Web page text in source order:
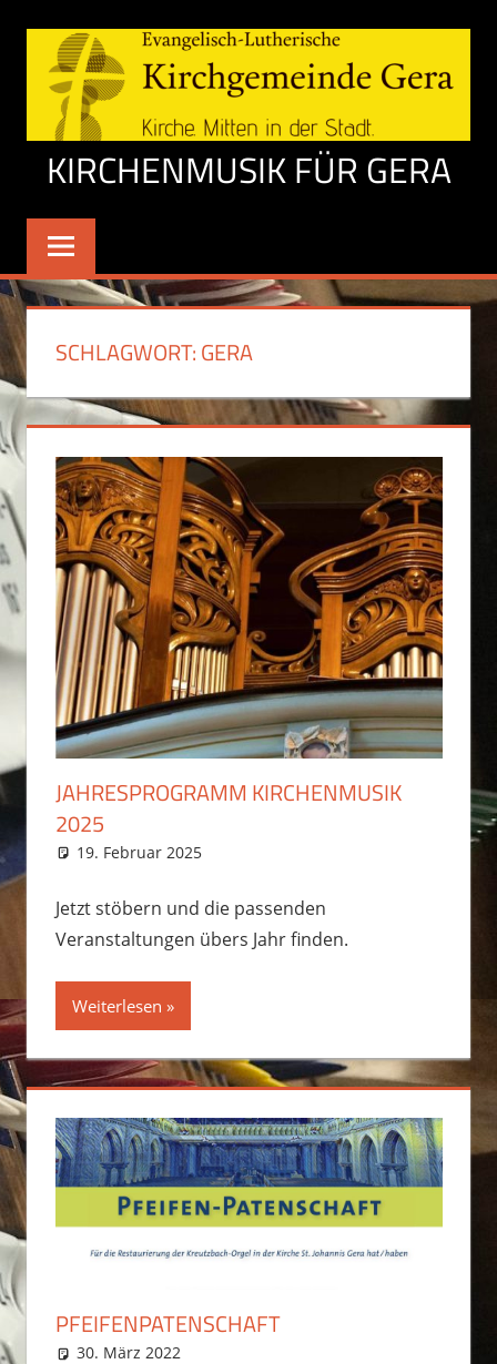
springen
KIRCHENMUSIK FÜR GERA
Kirche.
Mitten
der
SCHLAGWORT:GERA
JAHRESPROGRAMM KIRCHENMUSIK
2025
19. Februar 2025
Jetzt stöbern und die passenden
Veranstaltungen übers Jahr finden.
Weiterlesen
PFEIFENPATENSCHAFT
30. März 2022